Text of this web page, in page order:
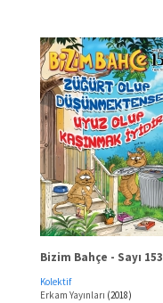
Bizim Bahçe - Sayı 153
Kolektif
Erkam Yayınları (2018)